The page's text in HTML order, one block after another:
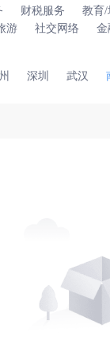
财税服务
教育/
游 社交网络
金
深圳 武汉